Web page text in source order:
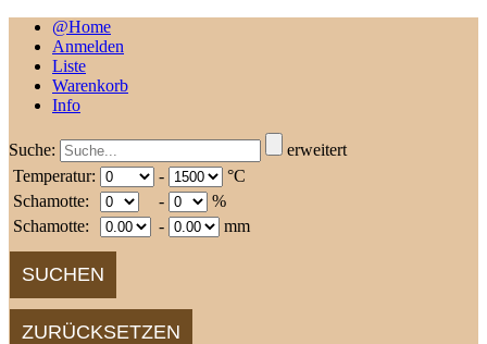
@Home
Anmelden
Liste
Warenkorb
Info
Suche:
erweitert
Temperatur:
-
°C
Schamotte:
-
%
Schamotte:
- mm